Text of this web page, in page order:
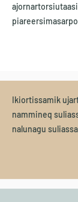
Ikiortissamik
nammineq
nalunagu